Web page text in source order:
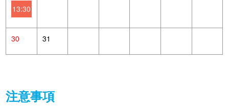
13:30
30 31
注意事項